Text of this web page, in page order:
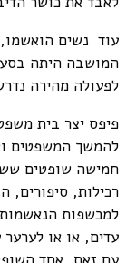
עוד נשים
המושבה היתה
לפעולה מהירה
פיפס יצר בית
להמשך המשפטים
חמישה שופטים
רכילות, סיפורים,
למכשפות הנאשמות
עדים, או או